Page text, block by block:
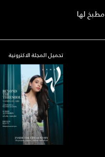
مطبخ لها
تحميل المجلة الاكترونية